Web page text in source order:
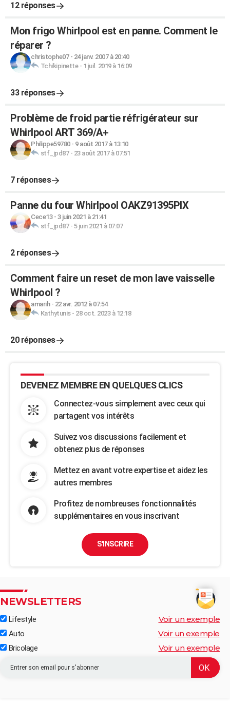
12 réponses
Mon frigo Whirlpool est en panne. Comment le
réparer ?
christophe07- 24 janv. 2007 à 20:40
Tchikipinette- 1 juil. 2019 à 16:09
33 réponses
Problème de froid partie réfrigérateur sur
Whirlpool ART 369/A+
Philippe59780- 9 août 2017 à 13:10
stf_jpd87- 23 août 2017 à 07:51
7 réponses
Panne du four Whirlpool OAKZ91395PIX
Cece13- 3 juin 2021 à 21:41
stf_jpd87- 5 juin 2021 à 07:07
2 réponses
Comment faire un reset de mon lave vaisselle
Whirlpool ?
amarih- 22 avr. 2012 à 07:54
Kathytunis- 28 oct. 2023 à 12:18
20 réponses
DEVENEZ MEMBRE EN QUELQUES CLICS
Connectez-vous simplement avec ceux qui
partagent vos intérêts
Suivez vos discussions facilement et
obtenez plus de réponses
Mettez en avant votre expertise et aidez les
autres membres
Profitez de nombreuses fonctionnalités
supplémentaires en vous inscrivant
S'INSCRIRE
NEWSLETTERS
Lifestyle Voir un exemple
Auto Voir un exemple
Bricolage Voir un exemple